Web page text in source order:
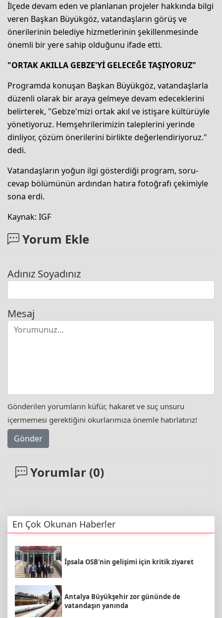
İlçede devam eden ve planlanan projeler hakkında bilgi
veren Başkan Büyükgöz, vatandaşların görüş ve
önerilerinin belediye hizmetlerinin şekillenmesinde
önemli bir yere sahip olduğunu ifade etti.
"ORTAK AKILLA GEBZE'Yİ GELECEĞE TAŞIYORUZ"
Programda konuşan Başkan Büyükgöz, vatandaşlarla
düzenli olarak bir araya gelmeye devam edeceklerini
belirterek, "Gebze'mizi ortak akıl ve istişare kültürüyle
yönetiyoruz. Hemşehrilerimizin taleplerini yerinde
dinliyor, çözüm önerilerini birlikte değerlendiriyoruz."
dedi.
Vatandaşların yoğun ilgi gösterdiği program, soru-
cevap bölümünün ardından hatıra fotoğrafı çekimiyle
sona erdi.
Kaynak: IGF
Yorum Ekle
Adınız Soyadınız
Mesaj
Gönderilen yorumların küfür, hakaret ve suç unsuru
içermemesi gerektiğini okurlarımıza önemle hatırlatırız!
Gönder
Yorumlar (0)
En Çok Okunan Haberler
İpsala OSB'nin gelişimi için kritik ziyaret
Antalya Büyükşehir zor gününde de
vatandaşın yanında